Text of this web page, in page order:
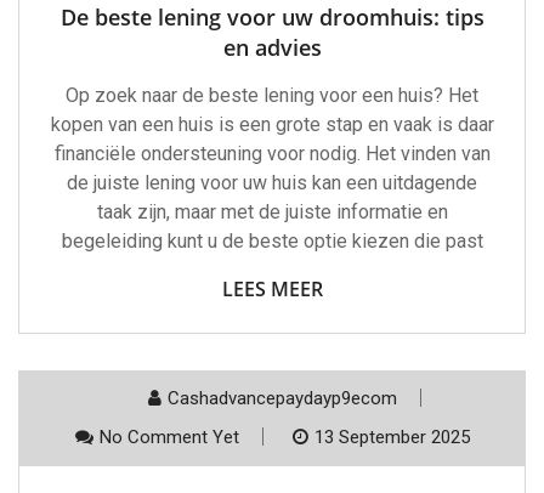
De beste lening voor uw droomhuis: tips
en advies
Op zoek naar de beste lening voor een huis? Het
kopen van een huis is een grote stap en vaak is daar
financiële ondersteuning voor nodig. Het vinden van
de juiste lening voor uw huis kan een uitdagende
taak zijn, maar met de juiste informatie en
begeleiding kunt u de beste optie kiezen die past
LEES MEER
Cashadvancepaydayp9ecom
No Comment Yet
13 September 2025